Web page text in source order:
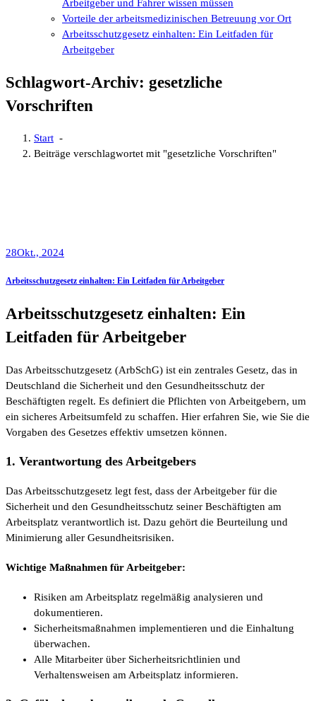
Arbeitgeber und Fahrer wissen müssen
Vorteile der arbeitsmedizinischen Betreuung vor Ort
Arbeitsschutzgesetz einhalten: Ein Leitfaden für
Arbeitgeber
Schlagwort-Archiv: gesetzliche
Vorschriften
Start -
Beiträge verschlagwortet mit "gesetzliche Vorschriften"
28Okt., 2024
Arbeitsschutzgesetz einhalten: Ein Leitfaden für Arbeitgeber
Arbeitsschutzgesetz einhalten: Ein
Leitfaden für Arbeitgeber
Das Arbeitsschutzgesetz (ArbSchG) ist ein zentrales Gesetz, das in
Deutschland die Sicherheit und den Gesundheitsschutz der
Beschäftigten regelt. Es definiert die Pflichten von Arbeitgebern, um
ein sicheres Arbeitsumfeld zu schaffen. Hier erfahren Sie, wie Sie die
Vorgaben des Gesetzes effektiv umsetzen können.
1. Verantwortung des Arbeitgebers
Das Arbeitsschutzgesetz legt fest, dass der Arbeitgeber für die
Sicherheit und den Gesundheitsschutz seiner Beschäftigten am
Arbeitsplatz verantwortlich ist. Dazu gehört die Beurteilung und
Minimierung aller Gesundheitsrisiken.
Wichtige Maßnahmen für Arbeitgeber:
Risiken am Arbeitsplatz regelmäßig analysieren und
dokumentieren.
Sicherheitsmaßnahmen implementieren und die Einhaltung
überwachen.
Alle Mitarbeiter über Sicherheitsrichtlinien und
Verhaltensweisen am Arbeitsplatz informieren.